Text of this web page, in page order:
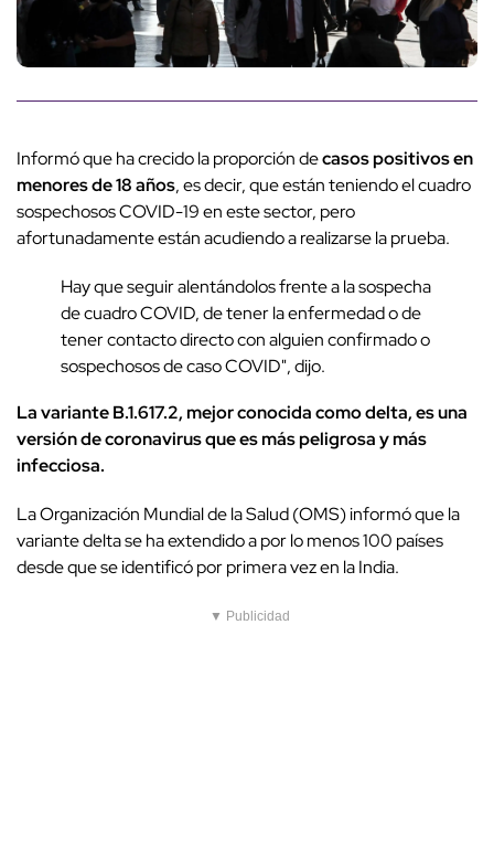
Informó que ha crecido la proporción decasos positivos en
menores de 18 años, es decir, que están teniendo el cuadro
sospechosos COVID-19 en este sector, pero
afortunadamente están acudiendo a realizarse la prueba.
Hay que seguir alentándolos frente a la sospecha
de cuadro COVID, de tener la enfermedad o de
tener contacto directo con alguien confirmado o
sospechosos de caso COVID", dijo.
La variante B.1.617.2, mejor conocida como delta, es una
versión de coronavirus que es más peligrosa y más
infecciosa.
La Organización Mundial de la Salud (OMS) informó que la
variante delta se ha extendido a por lo menos 100 países
desde que se identificó por primera vez en la India.
▼ Publicidad